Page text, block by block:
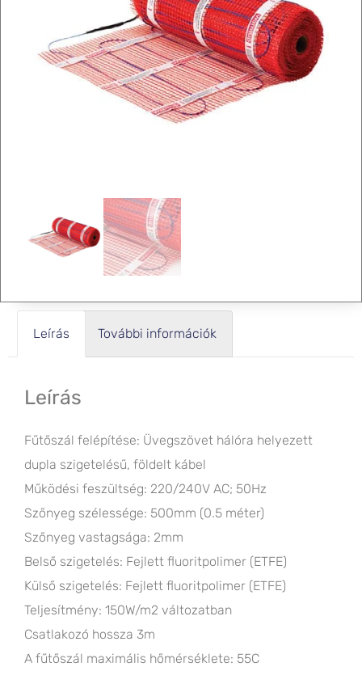
Leírás További információk
Leírás
Fűtőszál felépítése: Üvegszövet hálóra helyezett
dupla szigetelésű, földelt kábel
Működési feszültség: 220/240V AC; 50Hz
Szőnyeg szélessége: 500mm (0.5 méter)
Szőnyeg vastagsága: 2mm
Belső szigetelés: Fejlett fluoritpolimer (ETFE)
Külső szigetelés: Fejlett fluoritpolimer (ETFE)
Teljesítmény: 150W/m2 változatban
Csatlakozó hossza 3m
A fűtőszál maximális hőmérséklete: 55C